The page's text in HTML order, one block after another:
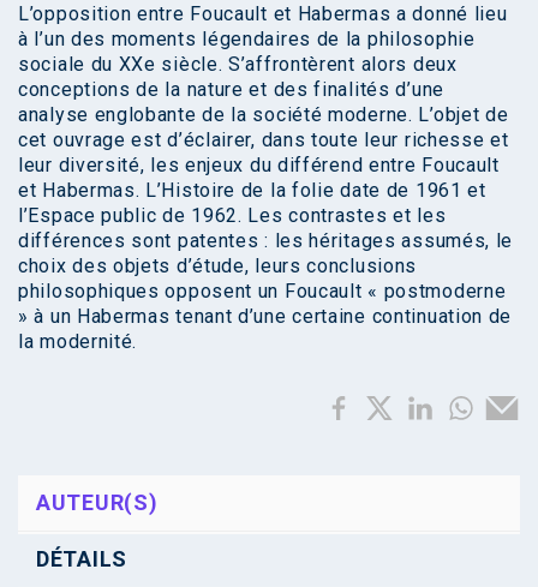
L’opposition entre Foucault et Habermas a donné lieu
à l’un des moments légendaires de la philosophie
sociale du XXe siècle. S’affrontèrent alors deux
conceptions de la nature et des finalités d’une
analyse englobante de la société moderne. L’objet de
cet ouvrage est d’éclairer, dans toute leur richesse et
leur diversité, les enjeux du différend entre Foucault
et Habermas. L’Histoire de la folie date de 1961 et
l’Espace public de 1962. Les contrastes et les
différences sont patentes : les héritages assumés, le
choix des objets d’étude, leurs conclusions
philosophiques opposent un Foucault « postmoderne
» à un Habermas tenant d’une certaine continuation de
la modernité.
AUTEUR(S)
DÉTAILS